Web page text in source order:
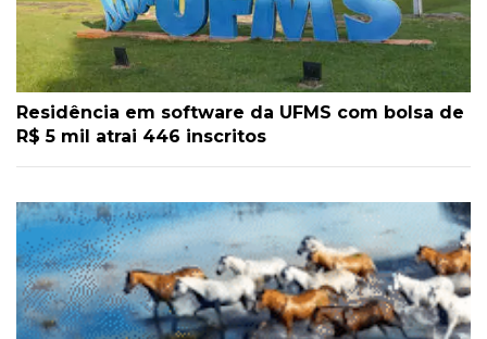
Residência em software da UFMS com bolsa de
R$ 5 mil atrai 446 inscritos